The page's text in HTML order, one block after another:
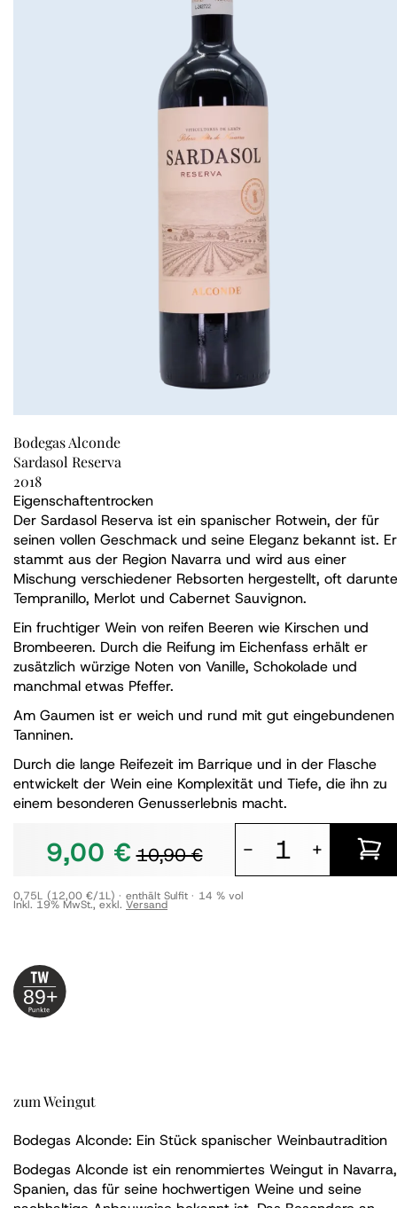
Bodegas Alconde
Sardasol Reserva
2018
Eigenschaftentrocken
Der Sardasol Reserva ist ein spanischer Rotwein, der für
seinen vollen Geschmack und seine Eleganz bekannt ist. Er
stammt aus der Region Navarra und wird aus einer
Mischung verschiedener Rebsorten hergestellt, oft
Tempranillo, Merlot und Cabernet Sauvignon.
Ein fruchtiger Wein von reifen Beeren wie Kirschen und
Brombeeren. Durch die Reifung im Eichenfass erhält er
zusätzlich würzige Noten von Vanille, Schokolade und
manchmal etwas Pfeffer.
Am Gaumen ist er weich und rund mit gut eingebundenen
Tanninen.
Durch die lange Reifezeit im Barrique und in der Flasche
entwickelt der Wein eine Komplexität und Tiefe, die ihn zu
einem besonderen Genusserlebnis macht.
9,00 € 10,90 €
Inkl. 19% MwSt., exkl. Versand
- +
0,75L (12,00 €/1L) enthält Sulfit 14 % vol
89+
zum Weingut
Bodegas Alconde: Ein Stück spanischer Weinbautradition
Bodegas Alconde ist ein renommiertes Weingut in Navarra,
Spanien, das für seine hochwertigen Weine und seine